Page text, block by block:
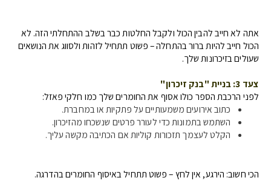
אתה לא חייב להבין הכול ולקבל החלטות כבר בשלב ההתחלתי הזה. לא
הכול חייב להיות ברור בהתחלה – פשוט תתחיל לזהות ולסווג את הנושאים
שעולים בזיכרונות שלך.
צעד 3: בניית "בנק זיכרון"
לפני הרכבת הספר כולו אסוף את החומרים שלך כמו חלקי פאזל:
כתוב אירועים משמעותיים על פתקיות או במחברת.
השתמש בתמונות כדי לעורר פרטים שנשכחו מהזיכרון.
הקלט לעצמך תזכורות קוליות אם הכתיבה מקשה עליך.
הכי חשוב: הירגע, אין לחץ – פשוט תתחיל באיסוף החומרים בהדרגה.